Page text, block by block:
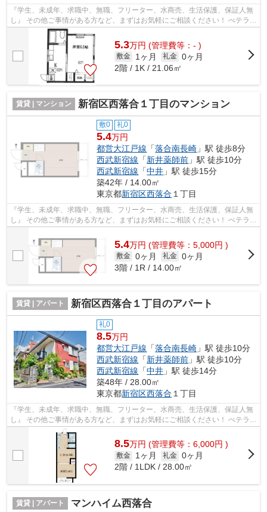
『学生、未成年、求職中、無職、フリーター、水商売、生活保護、保証人無
し』 その他ご事情がある方など、まずはお気軽にご相談ください！ べテラン
スタッフが対応致しますのでご希望...
5.3万円 (管理費等：- )
敷金 1ヶ月 礼金 0ヶ月
2階 / 1K / 21.06㎡
賃貸 | マンション 新宿区西落合１丁目のマンション
敷0 礼0
5.4万円
都営大江戸線 「落合南長崎 」駅 徒歩8分
西武新宿線 「新井薬師前 」駅 徒歩10分
西武新宿線 「中井 」駅 徒歩15分
築42年 / 14.00㎡
東京都新宿区西落合 １丁目
『学生、未成年、求職中、無職、フリーター、水商売、生活保護、保証人無
し』 その他ご事情がある方など、まずはお気軽にご相談ください！ べテラン
5.4万円 (管理費等：5,000円 )
敷金 0ヶ月 礼金 0ヶ月
3階 / 1R / 14.00㎡
賃貸 | アパート 新宿区西落合１丁目のアパート
礼0
8.5万円
都営大江戸線 「落合南長崎 」駅 徒歩10分
西武新宿線 「新井薬師前 」駅 徒歩10分
西武新宿線 「中井 」駅 徒歩14分
築48年 / 28.00㎡
東京都新宿区西落合 １丁目
『学生、未成年、求職中、無職、フリーター、水商売、生活保護、保証人無
し』 その他ご事情がある方など、まずはお気軽にご相談ください！ べテラン
スタッフが対応致しますのでご希望...
8.5万円 (管理費等：6,000円 )
敷金 1ヶ月 礼金 0ヶ月
2階 / 1LDK / 28.00㎡
賃貸 | アパート マンハイム西落合